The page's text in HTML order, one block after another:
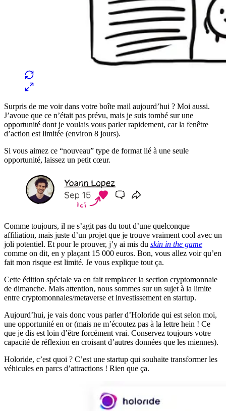
Surpris de me voir dans votre boîte mail aujourd’hui ? Moi aussi.
J’avoue que ce n’était pas prévu, mais je suis tombé sur une
opportunité dont je voulais vous parler rapidement, car la fenêtre
d’action est limitée (environ 8 jours).
Si vous aimez ce “nouveau” type de format lié à une seule
opportunité, laissez un petit cœur.
Comme toujours, il ne s’agit pas du tout d’une quelconque
affiliation, mais juste d’un projet que je trouve vraiment cool avec un
joli potentiel. Et pour le prouver, j’y ai mis du skin in the game
comme on dit, en y plaçant 15 000 euros. Bon, vous allez voir qu’en
fait mon risque est limité. Je vous explique tout ça.
Cette édition spéciale va en fait remplacer la section cryptomonnaie
de dimanche. Mais attention, nous sommes sur un sujet à la limite
entre cryptomonnaies/metaverse et investissement en startup.
Aujourd’hui, je vais donc vous parler d’Holoride qui est selon moi,
une opportunité en or (mais ne m’écoutez pas à la lettre hein ! Ce
que je dis est loin d’être forcément vrai. Conservez toujours votre
capacité de réflexion en croisant d’autres données que les miennes).
Holoride, c’est quoi ? C’est une startup qui souhaite transformer les
véhicules en parcs d’attractions ! Rien que ça.